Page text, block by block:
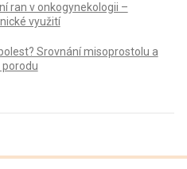
ran v onkogynekologii –
využití
Srovnání misoprostolu a